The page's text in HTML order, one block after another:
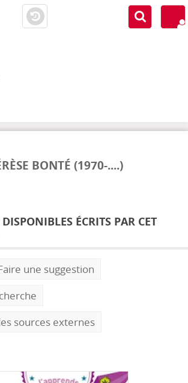
BONTÉ (1970-....)
ÉCRITS PAR CET
une suggestion
sources externes